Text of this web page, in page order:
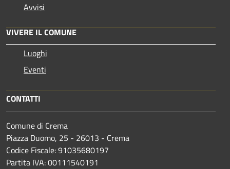
Avvisi
VIVERE IL COMUNE
Luoghi
Eventi
CONTATTI
Comune di Crema
Piazza Duomo, 25 - 26013 - Crema
Codice Fiscale: 91035680197
Partita IVA: 00111540191